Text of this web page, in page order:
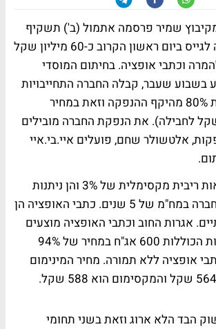
שמיר פרסמה אתמול (ב') תשקיף
ציבורי מתוך כוונה לגייס ביום ראשון הקרוב כ-60 מיליון שקל
וכתבי אופציה. בחיתום המוסדי
שעבר, קבלה החברה התחייבויות
מוקדמות לרכישת 80% מהיקף ההנפקה וזאת במחיר
(564 שקל לחבילה). את הנפקת החברה מובילים
אלטשולר שחם, פועלים איי.בי.איי
אגרות החוב נושאות ריבית מקסימלית של 3% והן ניתנות
להמרה למניות החברה במח"מ של 5 שנים. כתבי האופציה הן
אגרות החוב וכתבי האופציה מוצעים
ב-100,000 חבילות הכוללות 600 אג"ח במחיר של 94%
ועוד 40 כתבי אופציה ללא תמורה. מחיר המינימום
הבד הלא ארוג וזאת בשני תחומי